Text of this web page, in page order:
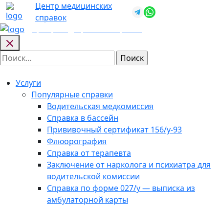
Skip
to
content
Центр медицинских
справок
Найти:
Услуги
Популярные справки
Водительская медкомиссия
Справка в бассейн
Прививочный сертификат 156/у-93
Флюорография
Справка от терапевта
Заключение от нарколога и психиатра для
водительской комиссии
Справка по форме 027/у — выписка из
амбулаторной карты